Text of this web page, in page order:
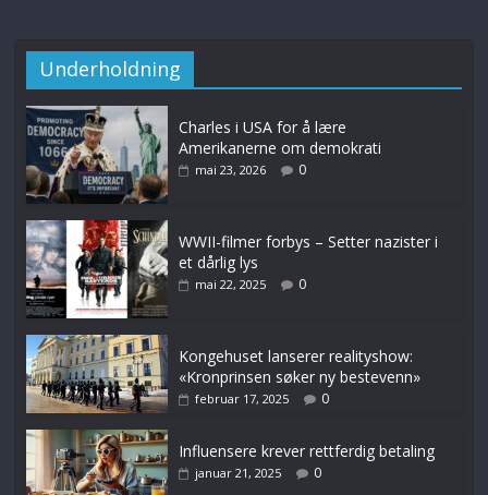
Underholdning
Charles i USA for å lære
Amerikanerne om demokrati
mai 23, 2026 0
WWII-filmer forbys – Setter nazister i
et dårlig lys
mai 22, 2025 0
Kongehuset lanserer realityshow:
«Kronprinsen søker ny bestevenn»
februar 17, 2025 0
Influensere krever rettferdig betaling
januar 21, 2025 0